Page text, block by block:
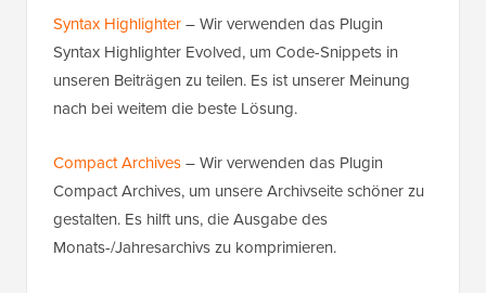
Syntax Highlighter– Wir verwenden das Plugin
Syntax Highlighter Evolved, um Code-Snippets in
unseren Beiträgen zu teilen. Es ist unserer Meinung
nach bei weitem die beste Lösung.
Compact Archives– Wir verwenden das Plugin
Compact Archives, um unsere Archivseite schöner zu
gestalten. Es hilft uns, die Ausgabe des
Monats-/Jahresarchivs zu komprimieren.